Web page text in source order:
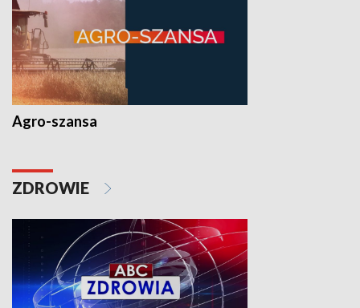
Agro-szansa
ZDROWIE